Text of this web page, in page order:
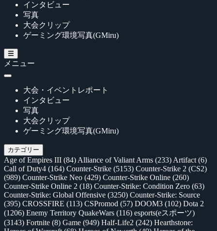
インタビュー
写真
大会クリップ
ゲーミング環境写真(GMiru)
メニュー
大会・イベントレポート
インタビュー
写真
大会クリップ
ゲーミング環境写真(GMiru)
カテゴリー
Age of Empires III (84) Alliance of Valiant Arms (233) Artifact (6)
Call of Duty4 (164) Counter-Strike (5153) Counter-Strike 2 (CS2)
(989) Counter-Strike Neo (429) Counter-Strike Online (260)
Counter-Strike Online 2 (18) Counter-Strike: Condition Zero (63)
Counter-Strike: Global Offensive (3250) Counter-Strike: Source
(395) CROSSFIRE (113) CSPromod (57) DOOM3 (102) Dota 2
(1206) Enemy Territory QuakeWars (116) esports(eスポーツ)
(3143) Fortnite (8) Game (949) Half-Life2 (242) Hearthstone: